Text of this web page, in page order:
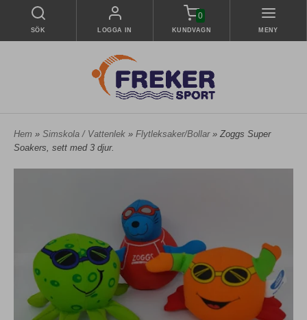
SÖK LOGGA IN
0
KUNDVAGN MENY
Hem » Simskola / Vattenlek » Flytleksaker/Bollar » Zoggs Super
Soakers, sett med 3 djur.